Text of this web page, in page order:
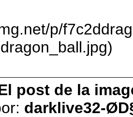
p/
post de la
darklive32-